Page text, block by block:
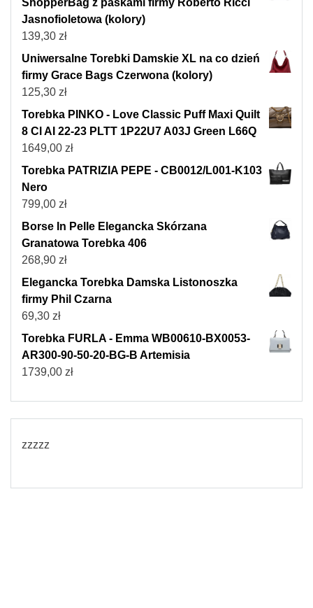
ShopperBag z paskami firmy Roberto Ricci
Jasnofioletowa (kolory)
139,30 zł
Uniwersalne Torebki Damskie XL na co dzień
firmy Grace Bags Czerwona (kolory)
125,30 zł
Torebka PINKO - Love Classic Puff Maxi Quilt
8 Cl AI 22-23 PLTT 1P22U7 A03J Green L66Q
1649,00 zł
Torebka PATRIZIA PEPE - CB0012/L001-K103
Nero
799,00 zł
Borse In Pelle Elegancka Skórzana
Granatowa Torebka 406
268,90 zł
Elegancka Torebka Damska Listonoszka
firmy Phil Czarna
69,30 zł
Torebka FURLA - Emma WB00610-BX0053-
AR300-90-50-20-BG-B Artemisia
1739,00 zł
zzzzz